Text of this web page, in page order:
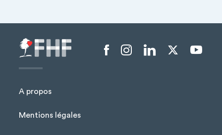
A propos
Mentions légales
Menu liens sociaux